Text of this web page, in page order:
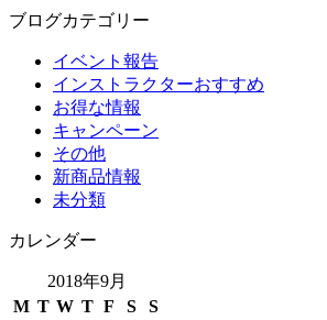
ブログカテゴリー
イベント報告
インストラクターおすすめ
お得な情報
キャンペーン
その他
新商品情報
未分類
カレンダー
2018年9月
M T W T F S
S